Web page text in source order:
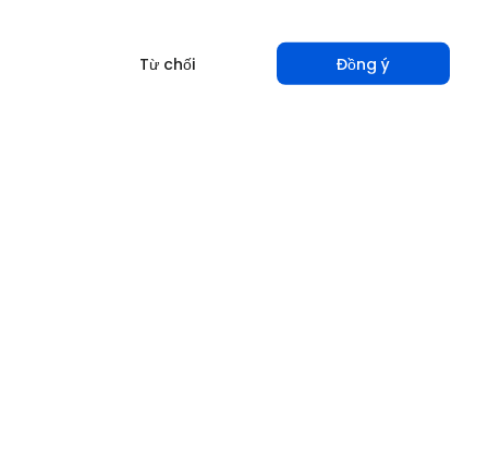
Từ chối Đồng ý